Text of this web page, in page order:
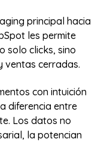
principal hacia
les permite
solo clicks, sino
ventas cerradas.
con intuición
diferencia entre
Los datos no
la potencian